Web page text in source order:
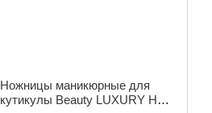
Ножницы маникюрные для
кутикулы Beauty LUXURY HM-